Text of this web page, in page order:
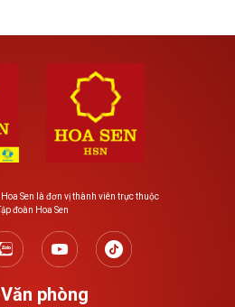
Sen là đơn vị thành viên trực thuộc
đoàn Hoa Sen
Văn phòng